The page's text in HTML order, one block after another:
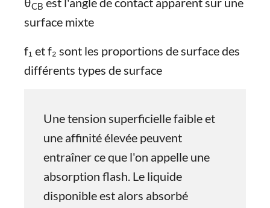
CB
surface mixte
f₁ et f₂ sont les proportions de surface des
différents types de surface
Une tension superficielle faible et
une affinité élevée peuvent
entraîner ce que l'on appelle une
absorption flash. Le liquide
disponible est alors absorbé